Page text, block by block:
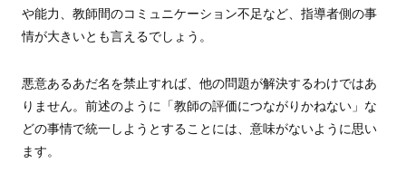
や能力、教師間のコミュニケーション不足など、指導者側の事
情が大きいとも言えるでしょう。
悪意あるあだ名を禁止すれば、他の問題が解決するわけではあ
りません。前述のように「教師の評価につながりかねない」な
どの事情で統一しようとすることには、意味がないように思い
ます。